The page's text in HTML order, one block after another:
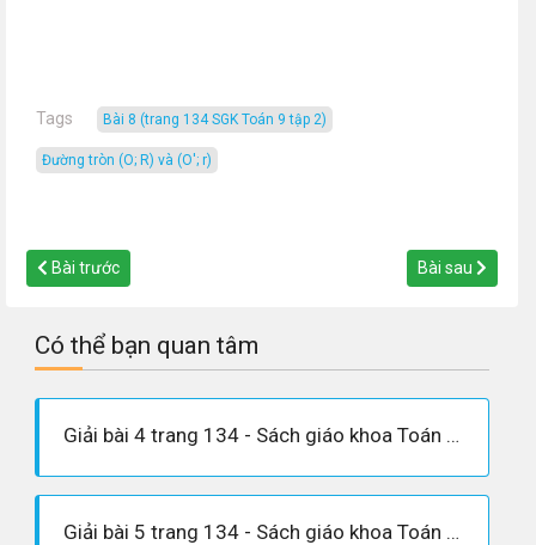
Tags Bài 8 (trang 134 SGK Toán 9 tập 2)
đường tròn (O; R) và (O'; r)
Bài trước Bài sau
Có thể bạn quan tâm
Giải bài 4 trang 134 - Sách giáo khoa Toán 9 tập 2
Giải bài 5 trang 134 - Sách giáo khoa Toán 9 tập 2